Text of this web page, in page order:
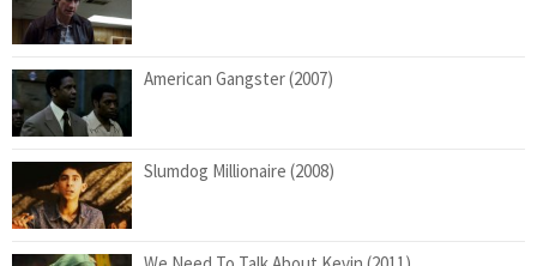
American Gangster (2007)
Slumdog Millionaire (2008)